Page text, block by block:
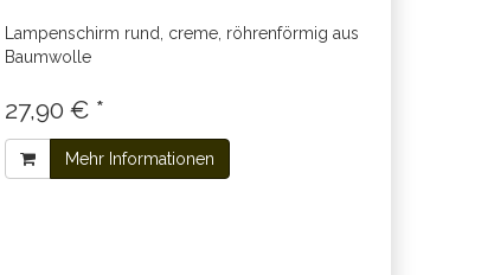
Lampenschirm rund, creme, röhrenförmig aus
Baumwolle
27,90 € *
Mehr Informationen